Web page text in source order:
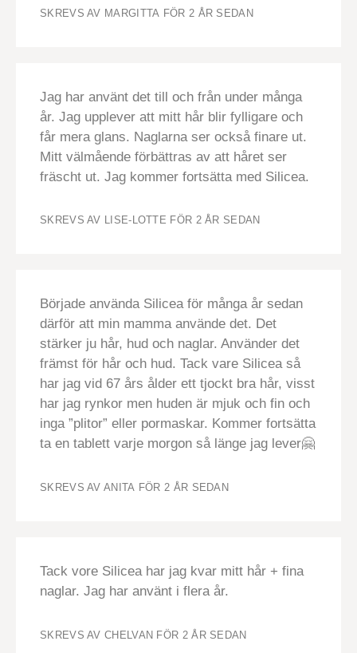
SKREVS AV MARGITTA FÖR 2 ÅR SEDAN
Jag har använt det till och från under många
år. Jag upplever att mitt hår blir fylligare och
får mera glans. Naglarna ser också finare ut.
Mitt välmående förbättras av att håret ser
fräscht ut. Jag kommer fortsätta med Silicea.
SKREVS AV LISE-LOTTE FÖR 2 ÅR SEDAN
Började använda Silicea för många år sedan
därför att min mamma använde det. Det
stärker ju hår, hud och naglar. Använder det
främst för hår och hud. Tack vare Silicea så
har jag vid 67 års ålder ett tjockt bra hår, visst
har jag rynkor men huden är mjuk och fin och
inga ”plitor” eller pormaskar. Kommer fortsätta
ta en tablett varje morgon så länge jag lever🤗
SKREVS AV ANITA FÖR 2 ÅR SEDAN
Tack vore Silicea har jag kvar mitt hår + fina
naglar. Jag har använt i flera år.
SKREVS AV CHELVAN FÖR 2 ÅR SEDAN